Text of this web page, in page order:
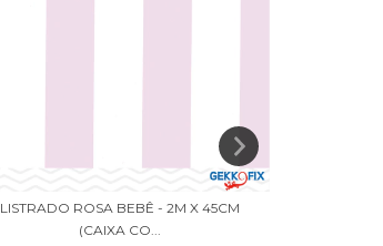
LISTRADO ROSA BEBÊ - 2M X 45CM
(CAIXA CO...